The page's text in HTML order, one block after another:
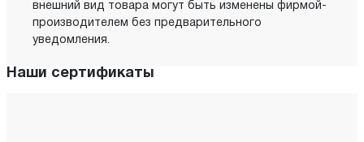
внешний вид товара могут быть изменены фирмой-
производителем без предварительного
уведомления.
Наши сертификаты